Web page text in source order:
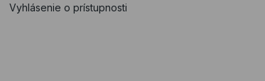
Vyhlásenie o prístupnosti